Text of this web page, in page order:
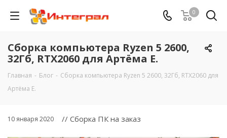
0
Сборка компьютера Ryzen 5 2600,
32Гб, RTX2060 для Артёма Е.
Главная - Блог - Сборка компьютера Ryzen 5 2600, 32Гб, RTX2060 для
Артёма Е.
10 января 2020 // Сборка ПК на заказ